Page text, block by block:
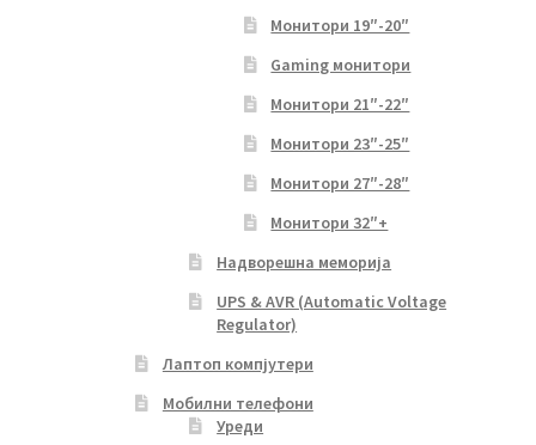
Монитори 19″-20″
Gaming монитори
Монитори 21″-22″
Монитори 23″-25″
Монитори 27″-28″
Монитори 32″+
Надворешна меморија
UPS & AVR (Automatic Voltage
Regulator)
Лаптоп компјутери
Мобилни телефони
Уреди